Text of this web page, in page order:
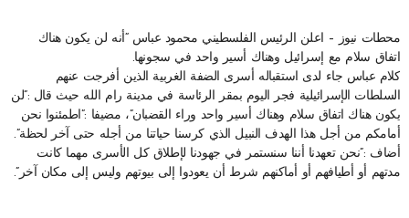
محطات نيوز – اعلن الرئيس الفلسطيني محمود عباس “أنه لن يكون هناك
اتفاق سلام مع إسرائيل وهناك أسير واحد في سجونها.
كلام عباس جاء لدى استقباله أسرى الضفة الغربية الذين أفرجت عنهم
السلطات الإسرائيلية فجر اليوم بمقر الرئاسة في مدينة رام الله حيث قال :”لن
يكون هناك اتفاق سلام وهناك أسير واحد وراء القضبان”، مضيفا :”اطمئنوا نحن
أمامكم من أجل هذا الهدف النبيل الذي كرسنا حياتنا من أجله حتى آخر لحظة”.
أضاف :”نحن تعهدنا أننا سنستمر في جهودنا لإطلاق كل الأسرى مهما كانت
مدتهم أو أطيافهم أو أماكنهم شرط أن يعودوا إلى بيوتهم وليس إلى مكان آخر”.